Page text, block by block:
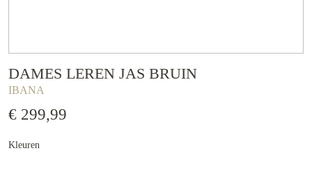
DAMES LEREN JAS BRUIN
IBANA
€ 299,99
Kleuren